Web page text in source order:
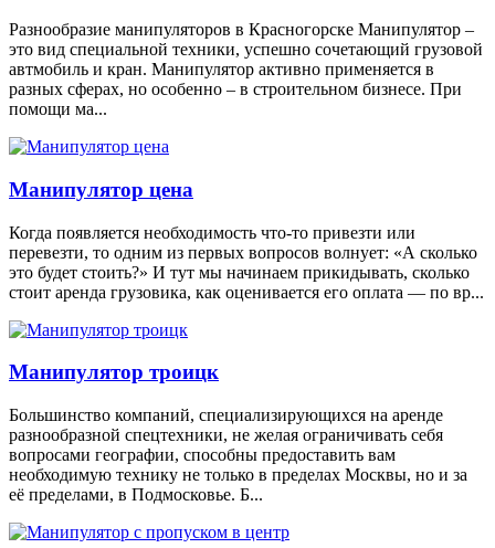
Разнообразие манипуляторов в Красногорске Манипулятор –
это вид специальной техники, успешно сочетающий грузовой
автмобиль и кран. Манипулятор активно применяется в
разных сферах, но особенно – в строительном бизнесе. При
помощи ма...
Манипулятор цена
Когда появляется необходимость что-то привезти или
перевезти, то одним из первых вопросов волнует: «А сколько
это будет стоить?» И тут мы начинаем прикидывать, сколько
стоит аренда грузовика, как оценивается его оплата — по вр...
Манипулятор троицк
Большинство компаний, специализирующихся на аренде
разнообразной спецтехники, не желая ограничивать себя
вопросами географии, способны предоставить вам
необходимую технику не только в пределах Москвы, но и за
её пределами, в Подмосковье. Б...